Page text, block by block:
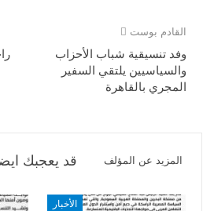
القادم بوست
وفد تنسيقية شباب الأحزاب
والسياسيين يلتقي السفير
المجري بالقاهرة
قد يعجبك المزيد عن المؤلف
الأخبار